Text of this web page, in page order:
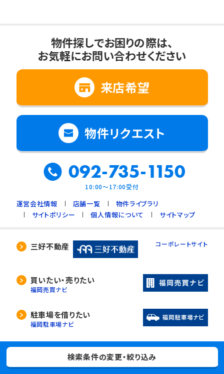
検索条件の変更・絞り込み
物件探しでお困りの際は、
お気軽にお問い合わせください
来店希望
物件リクエスト
092-735-1150
10:00～17:00受付
運営会社情報 店舗一覧
物件ライブラリ
サイトポリシー
個人情報について サイトマップ
三好不動産 コーポレートサイト
買いたい・売りたい
福岡売買ナビ
駐車場を借りたい
福岡駐車場ナビ
入居者様へ 入居者様専用サイト